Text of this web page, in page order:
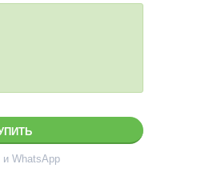
и WhatsApp